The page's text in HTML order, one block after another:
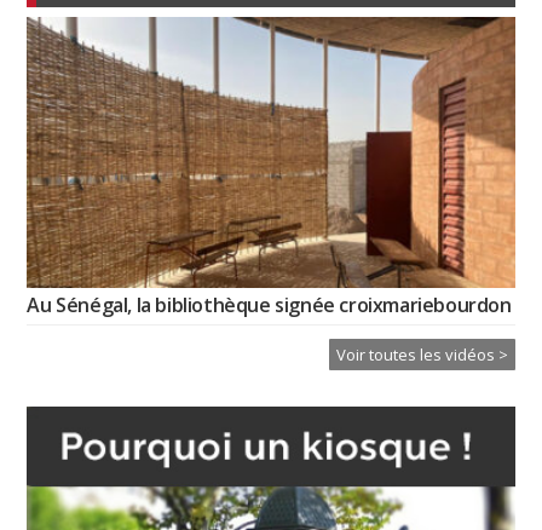
Au Sénégal, la bibliothèque signée croixmariebourdon
Voir toutes les vidéos >